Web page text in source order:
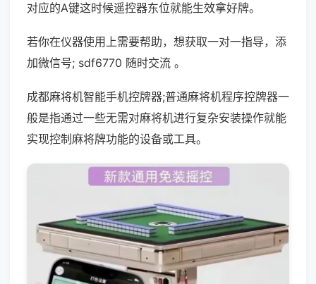
对应的A键这时候遥控器东位就能生效拿好牌。
若你在仪器使用上需要帮助，想获取一对一指导，添
加微信号; sdf6770 随时交流 。
成都麻将机智能手机控牌器;普通麻将机程序控牌器一
般是指通过一些无需对麻将机进行复杂安装操作就能
实现控制麻将牌功能的设备或工具。